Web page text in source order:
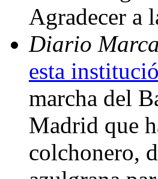
Agradecer a
Diario
esta
marcha del
Madrid que
colchonero,